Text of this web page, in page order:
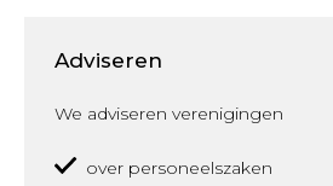
Adviseren
We adviseren verenigingen
over personeelszaken